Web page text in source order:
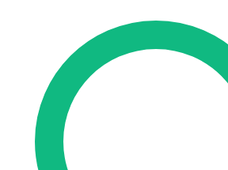
Consulenza SEO Studio Collegamenti
Consulenza SEO
Come funziona
Lingua
🇪🇸 ES
🇬🇧 EN